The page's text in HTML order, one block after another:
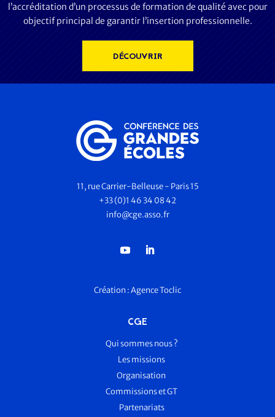
l’accréditation d’un processus de formation de qualité avec pour
objectif principal de garantir l’insertion professionnelle.
DÉCOUVRIR
11, rue Carrier-Belleuse - Paris 15
+33 (0)1 46 34 08 42
info@cge.asso.fr
Création :Agence Toclic
CGE
Qui sommes nous ?
Les missions
Organisation
Commissions et GT
Partenariats